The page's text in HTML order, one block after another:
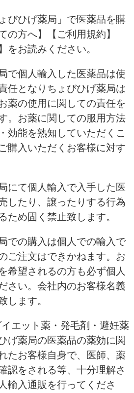
びひげ薬局」で医薬品を購
の方へ】【ご利用規約】
をお読みください。
で個人輸入した医薬品は使
任となりちょびひげ薬局は
薬の使用に関しての責任を
。お薬に関しての服用方法
効能を熟知していただくこ
購入いただくお客様に対す
にて個人輸入で入手した医
したり、譲ったりする行為
ため固く禁止致します。
での購入は個人での輸入で
ご注文はできかねます。お
希望されるの方も必ず個人
さい。会社内のお客様名義
します。
イエット薬・発毛剤・避妊薬
げ薬局の医薬品の薬効に関
たお客様自身で、医師、薬
認をされる等、十分理解さ
輸入通販を行ってくださ